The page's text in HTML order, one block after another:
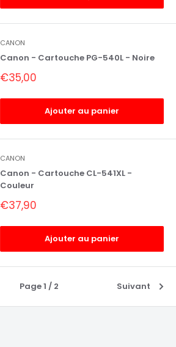
CANON
Canon - Cartouche PG-540L - Noire
Prix
réduit
€35,00
Ajouter au panier
CANON
Canon - Cartouche CL-541XL -
Couleur
Prix
réduit
€37,90
Ajouter au panier
Page 1 / 2 Suivant